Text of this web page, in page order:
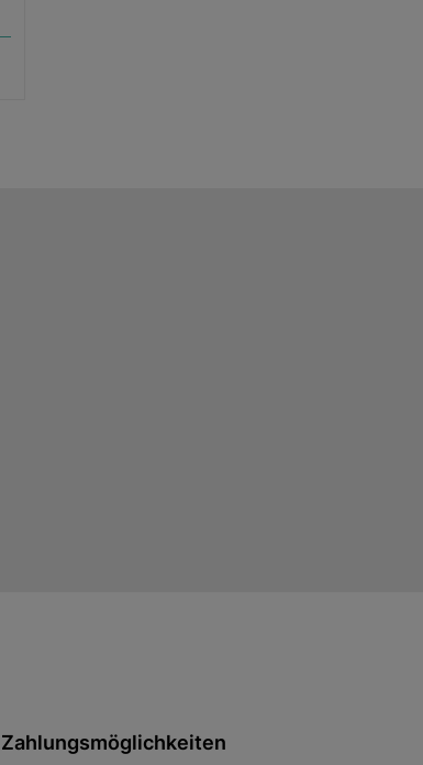
Zahlungsmöglichkeiten